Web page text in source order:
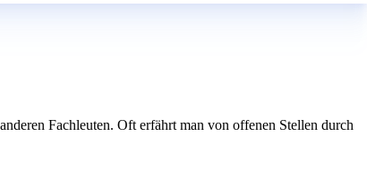
Fachleuten. Oft erfährt man von offenen Stellen durch